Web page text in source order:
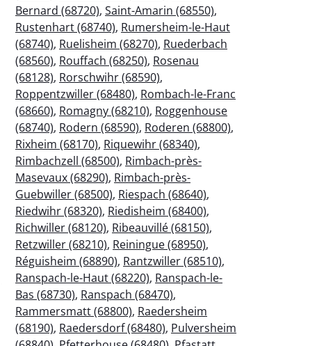
Bernard (68720), Saint-Amarin (68550),
Rustenhart (68740), Rumersheim-le-Haut
(68740), Ruelisheim (68270), Ruederbach
(68560), Rouffach (68250), Rosenau
(68128), Rorschwihr (68590),
Roppentzwiller (68480), Rombach-le-Franc
(68660), Romagny (68210), Roggenhouse
(68740), Rodern (68590), Roderen (68800),
Rixheim (68170), Riquewihr (68340),
Rimbachzell (68500), Rimbach-près-
Masevaux (68290), Rimbach-près-
Guebwiller (68500), Riespach (68640),
Riedwihr (68320), Riedisheim (68400),
Richwiller (68120), Ribeauvillé (68150),
Retzwiller (68210), Reiningue (68950),
Réguisheim (68890), Rantzwiller (68510),
Ranspach-le-Haut (68220), Ranspach-le-
Bas (68730), Ranspach (68470),
Rammersmatt (68800), Raedersheim
(68190), Raedersdorf (68480), Pulversheim